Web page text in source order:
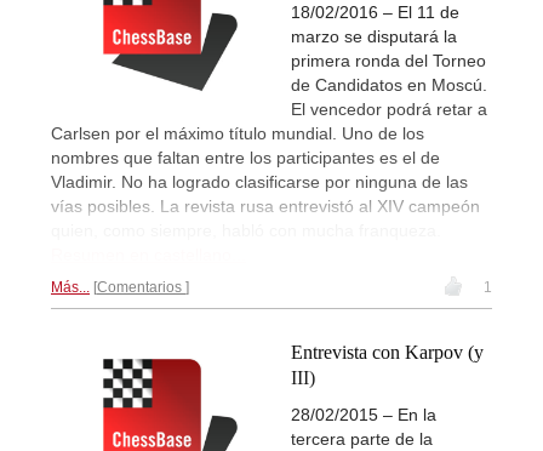
18/02/2016 – El 11 de
marzo se disputará la
primera ronda del Torneo
de Candidatos en Moscú.
El vencedor podrá retar a
Carlsen por el máximo título mundial. Uno de los
nombres que faltan entre los participantes es el de
Vladimir. No ha logrado clasificarse por ninguna de las
vías posibles. La revista rusa entrevistó al XIV campeón
Más... Comentarios 1
Entrevista con Karpov (y
III)
28/02/2015 – En la
tercera parte de la